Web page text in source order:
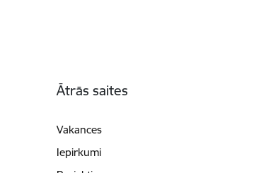
Ātrās saites
Vakances
Iepirkumi